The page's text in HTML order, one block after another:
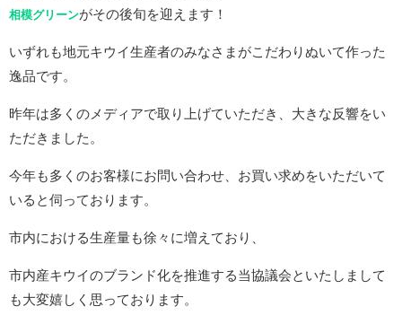
相模グリーンがその後旬を迎えます！
いずれも地元キウイ生産者のみなさまがこだわりぬいて作った
逸品です。
昨年は多くのメディアで取り上げていただき、大きな反響をい
ただきました。
今年も多くのお客様にお問い合わせ、お買い求めをいただいて
いると伺っております。
市内における生産量も徐々に増えており、
市内産キウイのブランド化を推進する当協議会といたしまして
も大変嬉しく思っております。